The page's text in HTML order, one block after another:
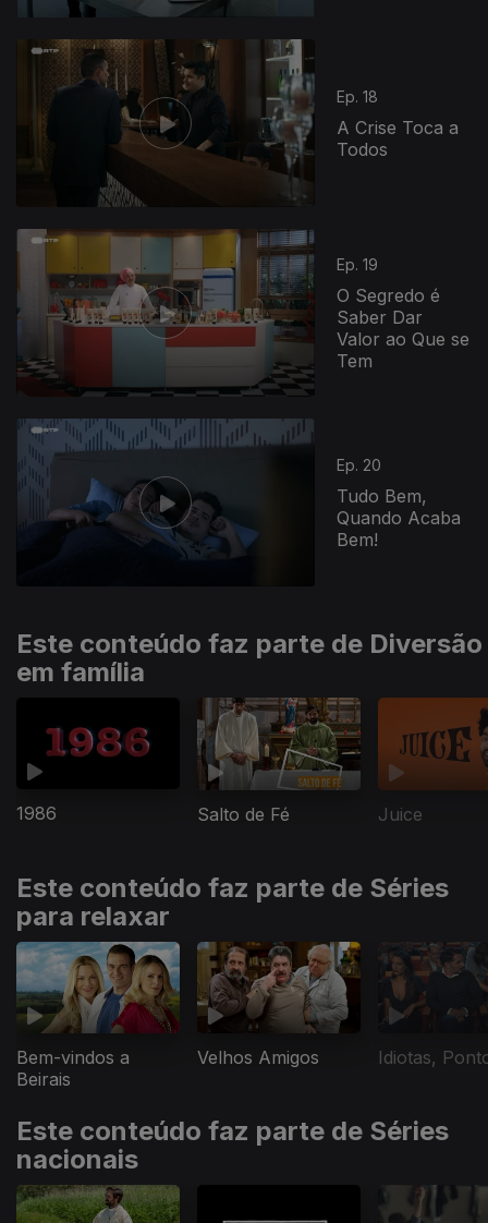
Ep. 18
A Crise Toca a
Todos
Ep. 19
O Segredo é
Saber Dar
Valor ao Que se
Tem
Ep. 20
Tudo Bem,
Quando Acaba
Bem!
837056
Este conteúdo faz parte de Diversão
em família
1986 Salto de Fé Juice
Este conteúdo faz parte de Séries
para relaxar
Bem-vindos a
Beirais
Velhos Amigos Idiotas,
Este conteúdo faz parte de Séries
nacionais